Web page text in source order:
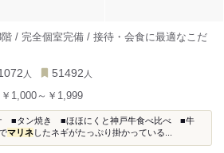
/ 完全個室完備 / 接待・会食に最適なこだ
人 51492 人
￥1,000～￥1,999
■タン焼き ■ほほにくと神戸牛食べ比べ ■牛
マリネしたネギがたっぷり掛かっている...